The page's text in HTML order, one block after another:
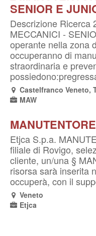
SENIOR E
Descrizione Ricerca
MECCANICI -
operante nella zona
occuperanno di
straordinaria e
Castelfranco Veneto,
MAW
Etjca S.p.a.
filiale di Rovigo,
cliente, un/una §
risorsa sarà inserita
occuperà, con il
Veneto
Etjca